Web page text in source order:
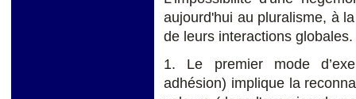
aujourd'hui au pluralisme, à
de leurs interactions globales.
1. Le premier mode
adhésion) implique la